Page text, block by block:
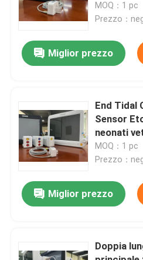
Circa noi
Giro della fabbrica
Controllo di qualità
Contattici
Casi
MOQ：1 pc
Prezzo：
Miglior prezzo
End Tidal
Sensor
neonati
MOQ：1 pc
Prezzo：
Miglior prezzo
Doppia